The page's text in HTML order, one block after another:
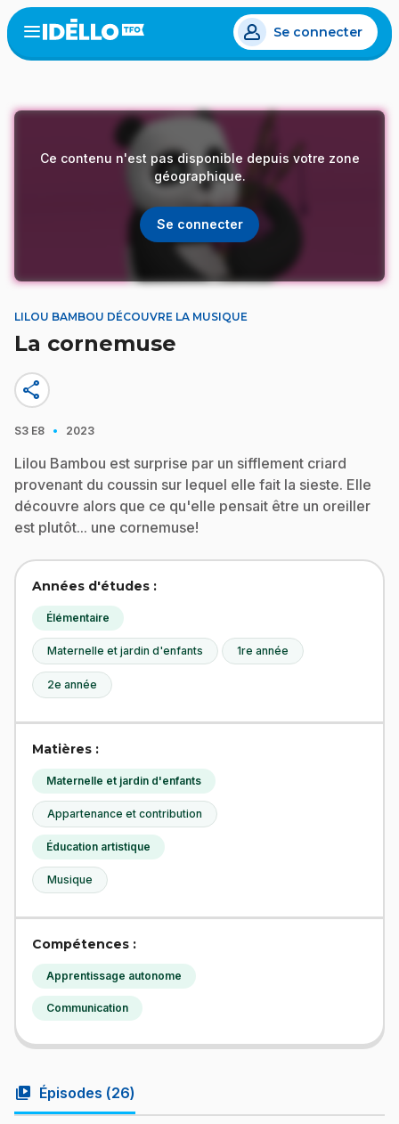
Aller
au
contenu
Open
menu
Se connecter
Ce contenu n'est pas disponible depuis votre zone
géographique.
Se connecter
LILOU BAMBOU DÉCOUVRE LA MUSIQUE
La cornemuse
share
S3 E8 · 2023
Lilou Bambou est surprise par un sifflement criard
provenant du coussin sur lequel elle fait la sieste. Elle
découvre alors que ce qu'elle pensait être un oreiller
est plutôt... une cornemuse!
Années d'études :
Élémentaire
Maternelle et jardin d'enfants 1re année
2e année
Matières :
Maternelle et jardin d'enfants
Appartenance et contribution
Éducation artistique
Musique
Compétences :
Apprentissage autonome
Communication
video_library Épisodes (26)